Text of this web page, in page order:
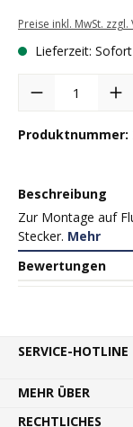
Preise inkl. MwSt.
Lieferzeit:
Produkt Anzahl:
Produktnummer:
Beschreibung
Zur Montage auf
Stecker. Mehr
Bewertungen
SERVICE-HOTLINE
MEHR ÜBER
RECHTLICHES